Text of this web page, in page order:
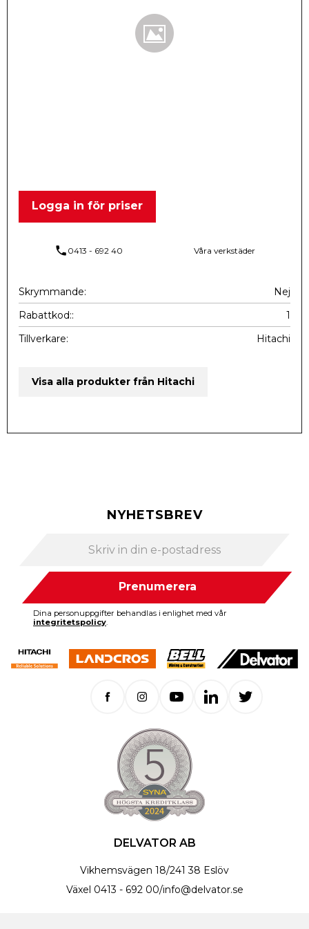
Logga in för priser
phone 0413 - 692 40 Våra verkstäder
Skrymmande
Nej
Rabattkod:
1
Tillverkare
Hitachi
Visa alla produkter från Hitachi
NYHETSBREV
Prenumerera
Dina personuppgifter behandlas i enlighet med vår
integritetspolicy.
DELVATOR AB
Vikhemsvägen 18/241 38 Eslöv
Växel 0413 - 692 00/info@delvator.se